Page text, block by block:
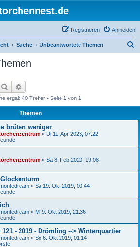
Anmelden
Registrieren
Suche Unbeantwortete Themen
Suche
ergab 40 Treffer • Seite 1 von 1
Themen
brüten weniger
« Di 11. Apr 2023, 07:22
« Sa 8. Feb 2020, 19:08
« Sa 19. Okt 2019, 00:44
« Mi 9. Okt 2019, 21:36
- 2019 - Drömling --> Winterquartier
« So 6. Okt 2019, 01:14